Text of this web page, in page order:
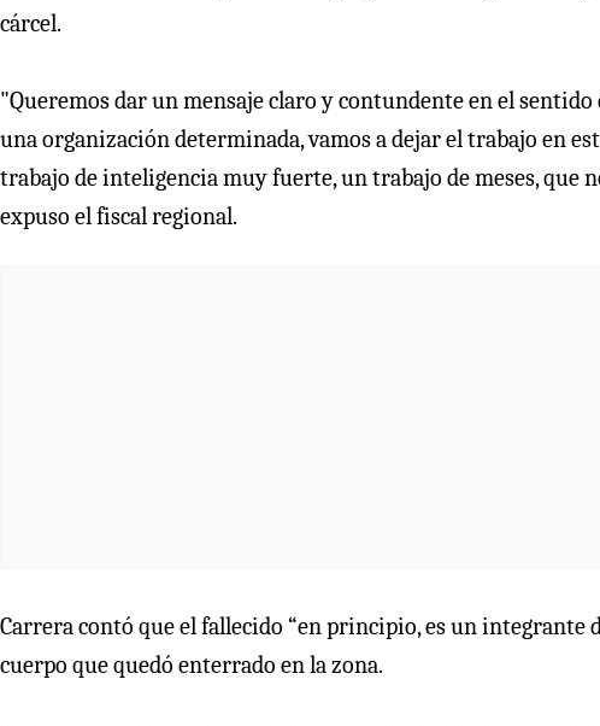
cárcel.
"Queremos dar un mensaje claro y contundente en el
una organización determinada, vamos a dejar el trabajo en
trabajo de inteligencia muy fuerte, un trabajo de meses, que
expuso el fiscal regional.
Carrera contó que el fallecido “en principio, es un
cuerpo que quedó enterrado en la zona.